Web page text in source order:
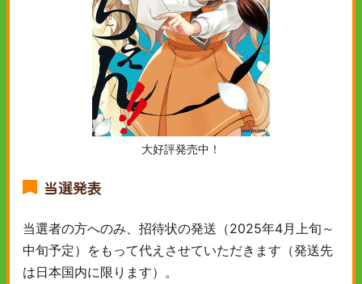
大好評発売中！
当選発表
当選者の方へのみ、招待状の発送（2025年4月上旬～
中旬予定）をもって代えさせていただきます（発送先
は日本国内に限ります）。